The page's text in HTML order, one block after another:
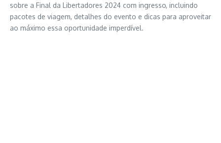
sobre a Final da Libertadores 2024 com ingresso, incluindo
pacotes de viagem, detalhes do evento e dicas para aproveitar
ao máximo essa oportunidade imperdível.